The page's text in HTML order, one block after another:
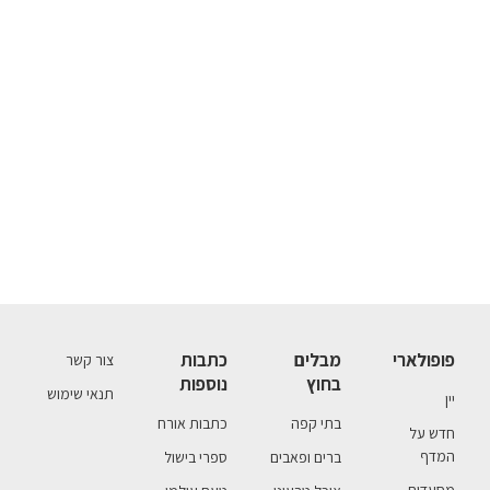
פופולארי
יין
חדש על
המדף
מבלים
בחוץ
בתי קפה
ברים ופאבים
כתבות
נוספות
כתבות אורח
ספרי בישול
צור קשר
תנאי שימוש